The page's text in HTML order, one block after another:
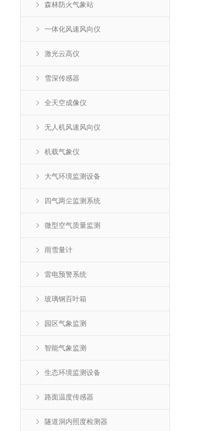
森林防火气象站
一体化风速风向仪
激光云高仪
雪深传感器
全天空成像仪
无人机风速风向仪
机载气象仪
大气环境监测设备
四气两尘监测系统
微型空气质量监测
雨雪量计
雷电预警系统
玻璃钢百叶箱
园区气象监测
智能气象监测
生态环境监测设备
路面温度传感器
隧道洞内照度检测器